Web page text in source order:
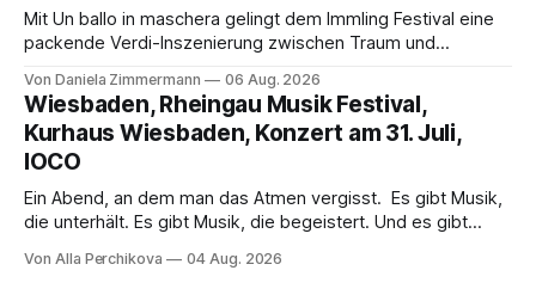
Mit Un ballo in maschera gelingt dem Immling Festival eine
packende Verdi-Inszenierung zwischen Traum und
psychologische Tiefe mit starken Bildern, getragen von
einem spielfreudigen Ensemble und einer musikalisch
überzeugenden Gesamtleistung.
Von Daniela Zimmermann 06 Aug. 2026
Wiesbaden, Rheingau Musik Festival,
Kurhaus Wiesbaden, Konzert am 31. Juli,
IOCO
Ein Abend, an dem man das Atmen vergisst. Es gibt Musik,
die unterhält. Es gibt Musik, die begeistert. Und es gibt
Genau so war der Abend im Kurhaus Wiesbaden, an dem
Von Alla Perchikova 04 Aug. 2026